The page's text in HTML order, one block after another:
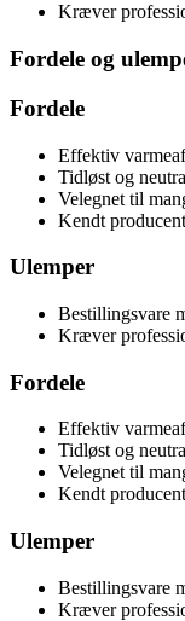
Kræver
Fordele og
Fordele
Effektiv
Tidløst og
Velegnet til
Kendt
Ulemper
Bestillingsvare
Kræver
Fordele
Effektiv
Tidløst og
Velegnet til
Kendt
Ulemper
Bestillingsvare
Kræver